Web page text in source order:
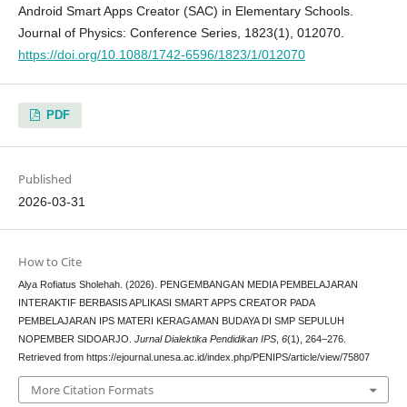
Android Smart Apps Creator (SAC) in Elementary Schools.
Journal of Physics: Conference Series, 1823(1), 012070.
https://doi.org/10.1088/1742-6596/1823/1/012070
PDF
Published
2026-03-31
How to Cite
Alya Rofiatus Sholehah. (2026). PENGEMBANGAN MEDIA PEMBELAJARAN
INTERAKTIF BERBASIS APLIKASI SMART APPS CREATOR PADA
PEMBELAJARAN IPS MATERI KERAGAMAN BUDAYA DI SMP SEPULUH
NOPEMBER SIDOARJO. Jurnal Dialektika Pendidikan IPS, 6(1), 264–276.
Retrieved from https://ejournal.unesa.ac.id/index.php/PENIPS/article/view/75807
More Citation Formats